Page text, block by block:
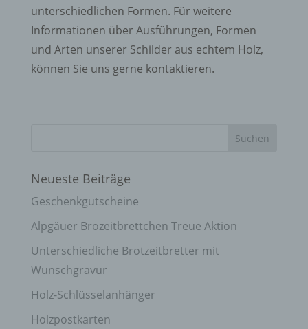
unterschiedlichen Formen. Für weitere
Informationen über Ausführungen, Formen
und Arten unserer Schilder aus echtem Holz,
können Sie uns gerne kontaktieren.
Neueste Beiträge
Geschenkgutscheine
Alpgäuer Brozeitbrettchen Treue Aktion
Unterschiedliche Brotzeitbretter mit
Wunschgravur
Holz-Schlüsselanhänger
Holzpostkarten